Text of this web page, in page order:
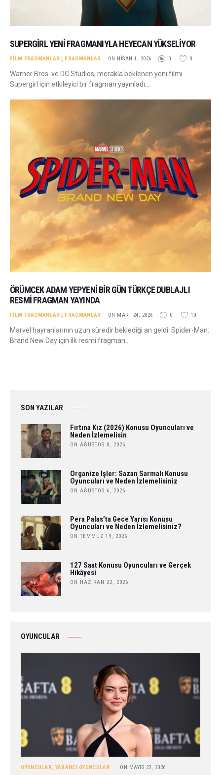
SUPERGIRL YENI FRAGMANIYLA HEYECAN YÜKSELIYOR
FILM FRAGMANLARI, FRAGMANLAR ON NISAN 1, 2026 0 0
Warner Bros. ve DC Studios, merakla beklenen yeni filmi
Supergirl için etkileyici bir fragman yayınladı.…
ÖRÜMCEK ADAM YEPYENI BIR GÜN TÜRKÇE DUBLAJLI
RESMI FRAGMAN YAYINDA
FILM FRAGMANLARI , FRAGMANLAR ON MART 24, 2026 0 10
Marvel hayranlarının uzun süredir beklediği an geldi. Spider-Man:
Brand New Day için ilk resmi fragman…
SON YAZILAR
Fırtına Kız (2026) Konusu Oyuncuları ve
Neden İzlemelisin
ON AĞUSTOS 8, 2026
Organize İşler: Sazan Sarmalı Konusu
Oyuncuları ve Neden İzlemelisiniz
ON AĞUSTOS 6, 2026
Pera Palas’ta Gece Yarısı Konusu
Oyuncuları ve Neden İzlemelisiniz?
ON TEMMUZ 19, 2026
127 Saat Konusu Oyuncuları ve Gerçek
Hikâyesi
ON HAZIRAN 22, 2026
OYUNCULAR
OYUNCULAR YABANCI OYUNCULAR ON MAYIS 22, 2026